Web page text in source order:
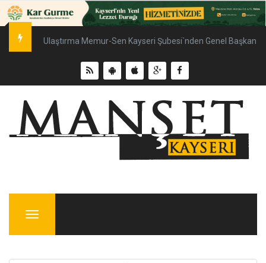
Ulaştırma Memur-Sen Kayseri Şubesi`nden Genel Başkan
Menu